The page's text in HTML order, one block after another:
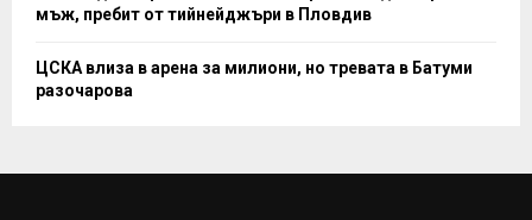
мъж, пребит от тийнейджъри в Пловдив
ЦСКА влиза в арена за милиони, но тревата в Батуми
разочарова